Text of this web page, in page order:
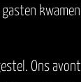
Ons